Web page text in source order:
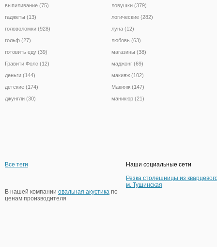
выпиливание (75)
гаджеты (13)
головоломки (928)
гольф (27)
готовить еду (39)
Гравити Фолс (12)
деньги (144)
детские (174)
джунгли (30)
ловушки (379)
логические (282)
луна (12)
любовь (63)
магазины (38)
маджонг (69)
макияж (102)
Макияж (147)
маникюр (21)
Все теги
Наши социальные сети
Резка столешницы из
м. Тушинская
В нашей компании овальная акустика по
ценам производителя